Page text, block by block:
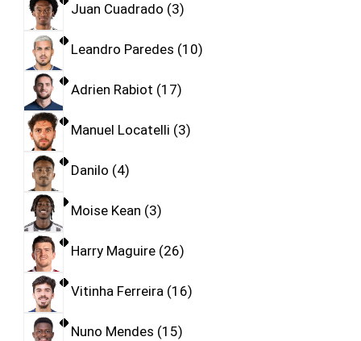
Juan Cuadrado 3
Leandro Paredes 10
Adrien Rabiot 17
Manuel Locatelli 3
Danilo 4
Moise Kean 3
Harry Maguire 26
Vitinha Ferreira 16
Nuno Mendes 15